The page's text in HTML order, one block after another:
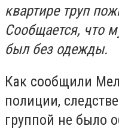
квартире труп
Сообщается, что
был без одежды.
Как сообщили
полиции,
группой не было